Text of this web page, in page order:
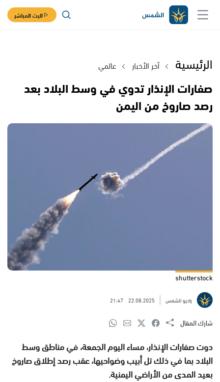
البث المباشر
الرئيسية آخر الأخبار عالمي
صفارات الإنذار تدوي في وسط البلاد بعد
رصد صاروخ من اليمن
shutterstock
راديو الشمس 22.08.2025
21:47
شارك المقال
دوت صفارات الإنذار، مساء اليوم الجمعة، في مناطق وسط
البلاد بما في ذلك تل أبيب وضواحيها، عقب رصد إطلاق صاروخ
بعيد المدى من الأراضي اليمنية.